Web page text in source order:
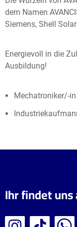
dem Namen
Siemens, Shell
Energievoll in die
Ausbildung!
Mechatroniker/-in
Ihr findet